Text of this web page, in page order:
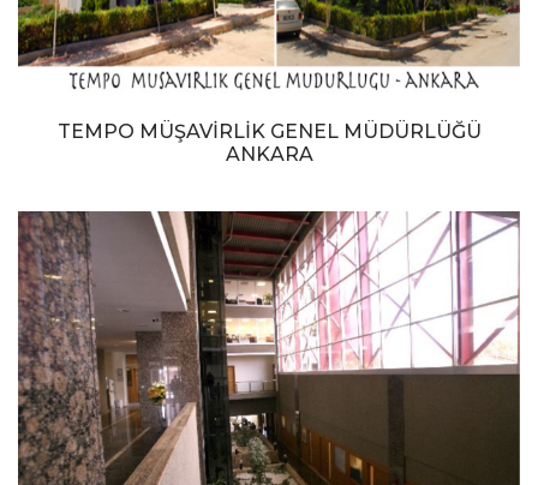
TEMPO MÜŞAVİRLİK GENEL MÜDÜRLÜĞÜ
ANKARA